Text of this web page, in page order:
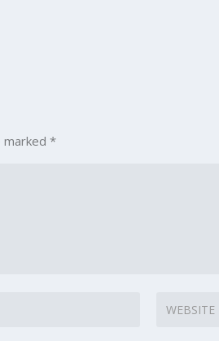
marked*